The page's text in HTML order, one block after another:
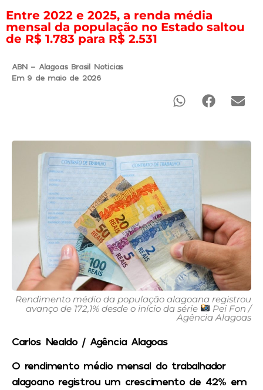
Entre 2022 e 2025, a renda média
mensal da população no Estado saltou
de R$ 1.783 para R$ 2.531
ABN - Alagoas Brasil Noticias
Em 9 de maio de 2026
Rendimento médio da população alagoana registrou
avanço de 172,1% desde o início da série
Pei Fon /
Agência Alagoas
Carlos Nealdo / Agência Alagoas
O rendimento médio mensal do trabalhador
alagoano registrou um crescimento de 42% em